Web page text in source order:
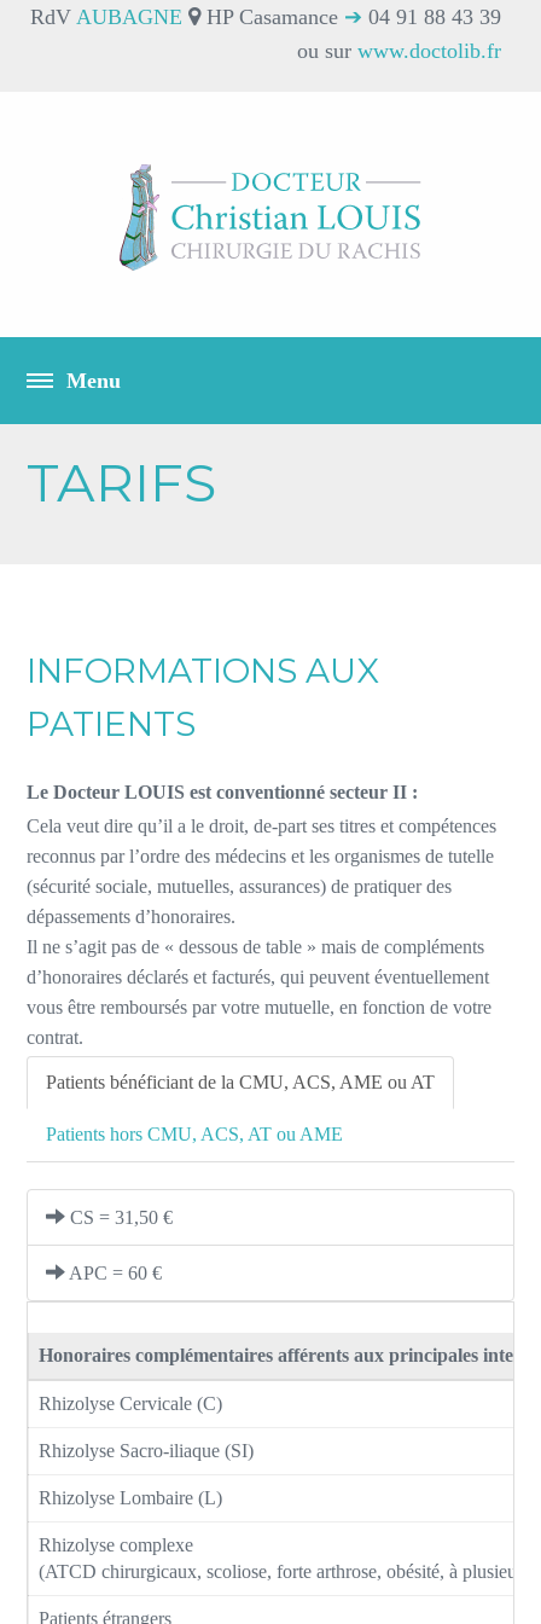
RdV AUBAGNE HP Casamance ➔ 04 91 88 43 39
ou sur www.doctolib.fr
TARIFS
INFORMATIONS AUX
PATIENTS
Le Docteur LOUIS est conventionné secteur II :
Cela veut dire qu’il a le droit, de-part ses titres et compétences
reconnus par l’ordre des médecins et les organismes de tutelle
(sécurité sociale, mutuelles, assurances) de pratiquer des
dépassements d’honoraires.
Il ne s’agit pas de « dessous de table » mais de compléments
d’honoraires déclarés et facturés, qui peuvent éventuellement
vous être remboursés par votre mutuelle, en fonction de votre
contrat.
Patients bénéficiant de la CMU, ACS, AME ou AT
Patients hors CMU, ACS, AT ou AME
CS = 31,50 €
APC = 60 €
Honoraires complémentaires afférents aux principales
Rhizolyse Cervicale (C)
Rhizolyse Sacro-iliaque (SI)
Rhizolyse Lombaire (L)
Rhizolyse complexe
(ATCD chirurgicaux, scoliose, forte arthrose, obésité, à
Patients étrangers